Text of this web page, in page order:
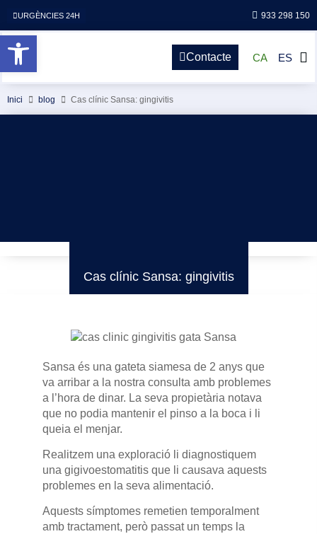
Obre la barra d'eines
URGÈNCIES 24H 933 298 150
Contacte CA ES
Inici blog Cas clínic Sansa: gingivitis
Cas clínic Sansa: gingivitis
Sansa és una gateta siamesa de 2 anys que
va arribar a la nostra consulta amb problemes
a l’hora de dinar. La seva propietària notava
que no podia mantenir el pinso a la boca i li
queia el menjar.
Realitzem una exploració li diagnostiquem
una gigivoestomatitis que li causava aquests
problemes en la seva alimentació.
Aquests símptomes remetien temporalment
amb tractament, però passat un temps la